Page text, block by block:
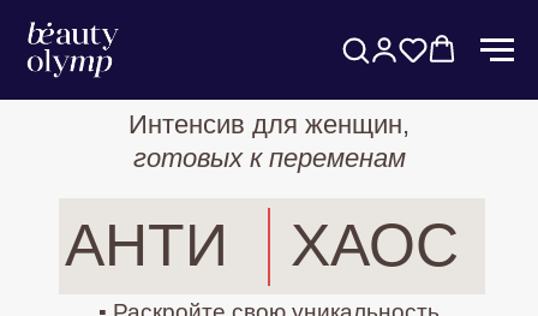
АНТИ
Интенсив для женщин,
готовых к переменам
ХАОС